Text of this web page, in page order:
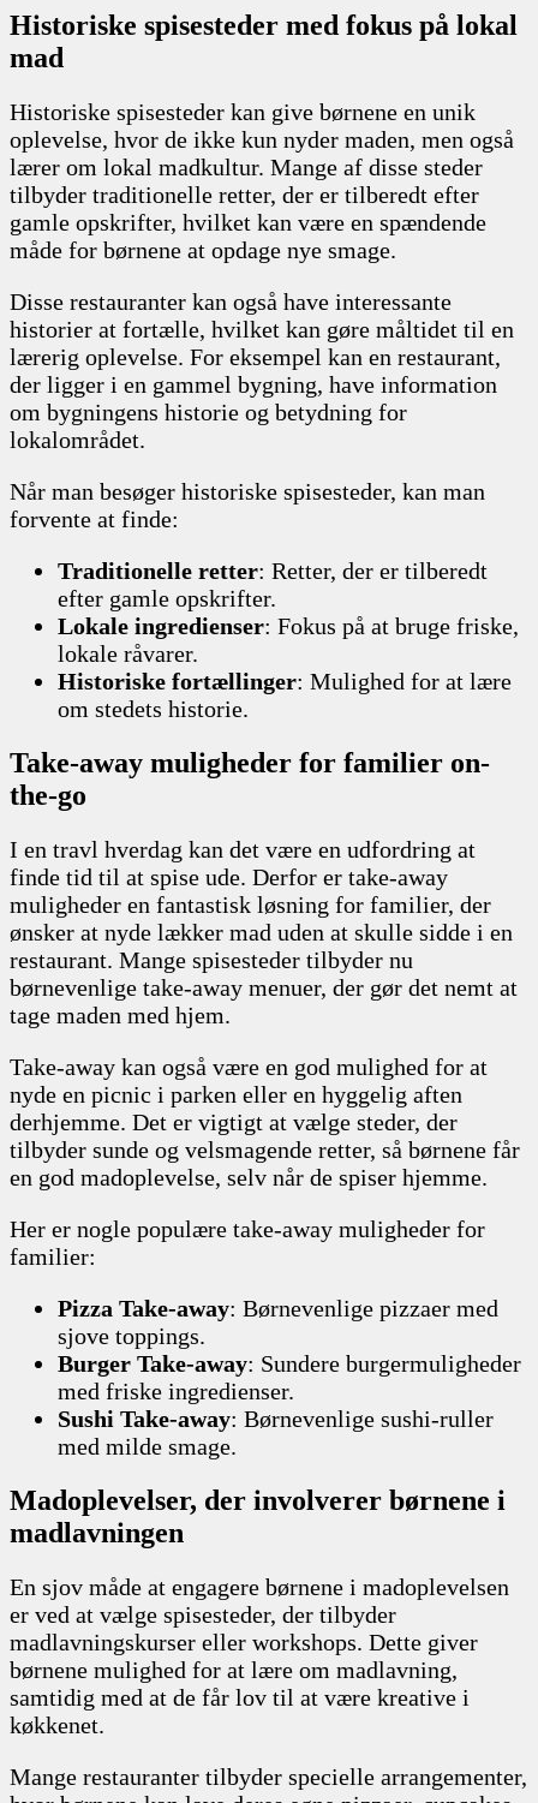
Historiske spisesteder med fokus på lokal
mad
Historiske spisesteder kan give børnene en unik
oplevelse, hvor de ikke kun nyder maden, men også
lærer om lokal madkultur. Mange af disse steder
tilbyder traditionelle retter, der er tilberedt efter
gamle opskrifter, hvilket kan være en spændende
måde for børnene at opdage nye smage.
Disse restauranter kan også have interessante
historier at fortælle, hvilket kan gøre måltidet til en
lærerig oplevelse. For eksempel kan en restaurant,
der ligger i en gammel bygning, have information
om bygningens historie og betydning for
lokalområdet.
Når man besøger historiske spisesteder, kan man
forvente at finde:
Traditionelle retter: Retter, der er tilberedt
efter gamle opskrifter.
Lokale ingredienser: Fokus på at bruge friske,
lokale råvarer.
Historiske fortællinger: Mulighed for at lære
om stedets historie.
Take-away muligheder for familier on-
the-go
I en travl hverdag kan det være en udfordring at
finde tid til at spise ude. Derfor er take-away
muligheder en fantastisk løsning for familier, der
ønsker at nyde lækker mad uden at skulle sidde i en
restaurant. Mange spisesteder tilbyder nu
børnevenlige take-away menuer, der gør det nemt at
tage maden med hjem.
Take-away kan også være en god mulighed for at
nyde en picnic i parken eller en hyggelig aften
derhjemme. Det er vigtigt at vælge steder, der
tilbyder sunde og velsmagende retter, så børnene får
en god madoplevelse, selv når de spiser hjemme.
Her er nogle populære take-away muligheder for
familier:
Pizza Take-away: Børnevenlige pizzaer med
sjove toppings.
Burger Take-away: Sundere burgermuligheder
med friske ingredienser.
Sushi Take-away: Børnevenlige sushi-ruller
med milde smage.
Madoplevelser, der involverer børnene i
madlavningen
En sjov måde at engagere børnene i madoplevelsen
er ved at vælge spisesteder, der tilbyder
madlavningskurser eller workshops. Dette giver
børnene mulighed for at lære om madlavning,
samtidig med at de får lov til at være kreative i
køkkenet.
Mange restauranter tilbyder specielle arrangementer,